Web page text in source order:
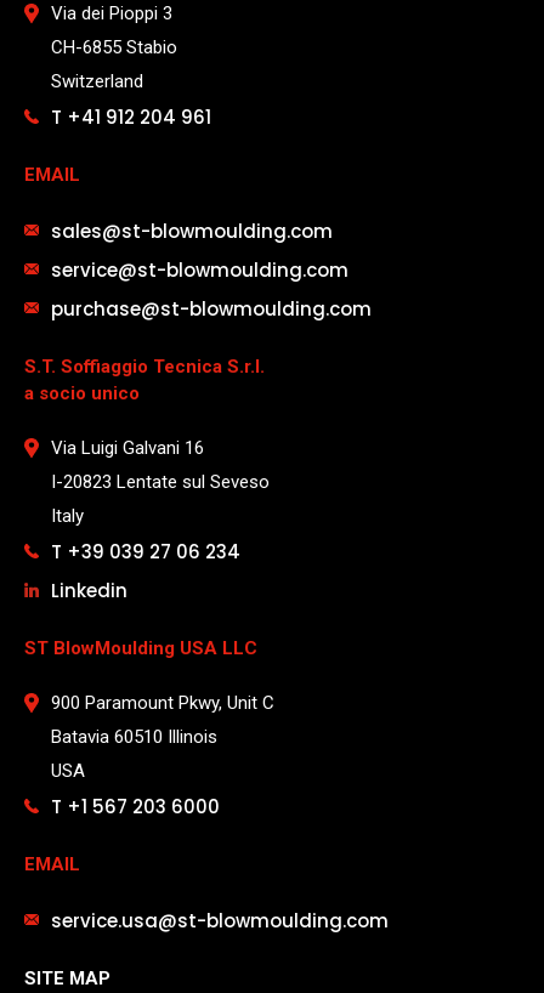
Via dei Pioppi 3
CH-6855 Stabio
Switzerland
T +41 912 204 961
EMAIL
sales@st-blowmoulding.com
service@st-blowmoulding.com
purchase@st-blowmoulding.com
S.T. Soffiaggio Tecnica S.r.l.
a socio unico
Via Luigi Galvani 16
I-20823 Lentate sul Seveso
Italy
T +39 039 27 06 234
Linkedin
ST BlowMoulding USA LLC
900 Paramount Pkwy, Unit C
Batavia 60510 Illinois
USA
T +1 567 203 6000
EMAIL
service.usa@st-blowmoulding.com
SITE MAP